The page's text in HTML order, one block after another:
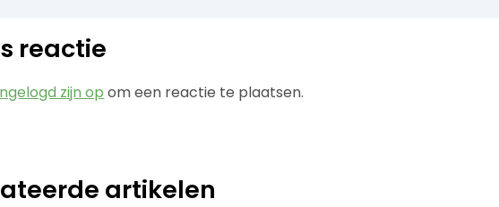
reactie
zijn op om een reactie te plaatsen.
artikelen